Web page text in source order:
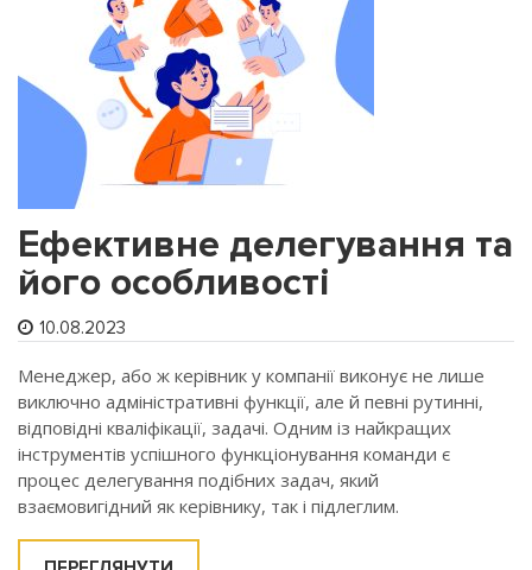
Ефективне делегування та
його особливості
10.08.2023
Менеджер, або ж керівник у компанії виконує не лише
виключно адміністративні функції, але й певні рутинні,
відповідні кваліфікації, задачі. Одним із найкращих
інструментів успішного функціонування команди є
процес делегування подібних задач, який
взаємовигідний як керівнику, так і підлеглим.